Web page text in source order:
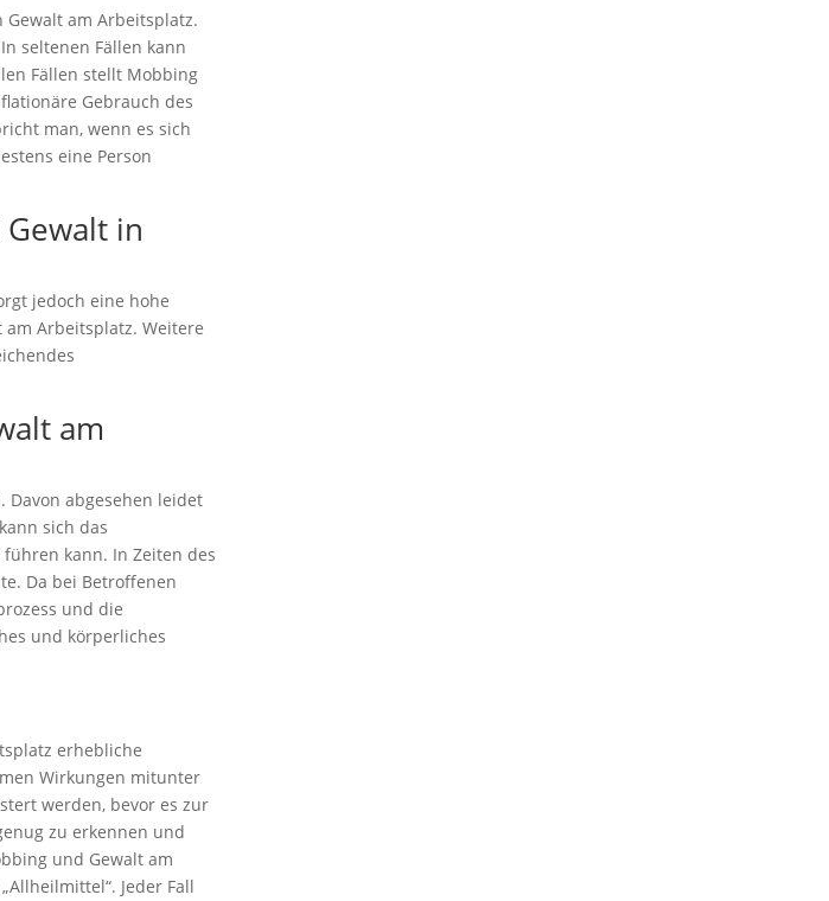
am Arbeitsplatz.
seltenen Fällen kann
Fällen stellt Mobbing
Gebrauch des
man, wenn es sich
eine Person
in
jedoch eine hohe
Arbeitsplatz. Weitere
am
Davon abgesehen leidet
sich das
kann. In Zeiten des
Da bei Betroffenen
und die
und körperliches
erhebliche
Wirkungen mitunter
werden, bevor es zur
zu erkennen und
und Gewalt am
Jeder Fall